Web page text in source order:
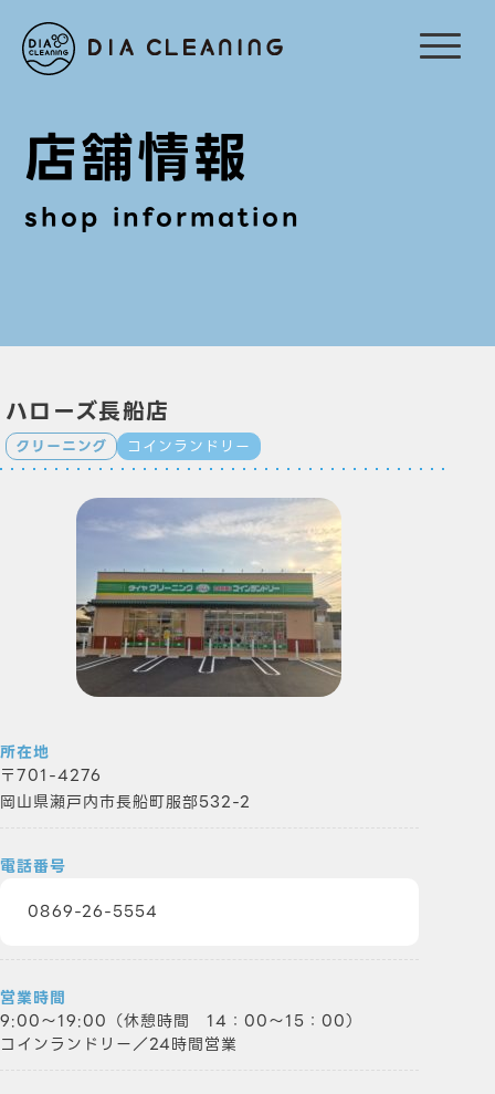
店舗情報
shop information
ハローズ長船店
クリーニング コインランドリー
所在地
701-4276
岡山県瀬戸内市長船町服部532-2
電話番号
0869-26-5554
営業時間
9:00～19:00（休憩時間 14：00～15：00）
コインランドリー／24時間営業